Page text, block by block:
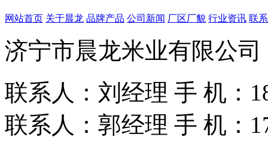
网站首页 关于晨龙 品牌产品 公司新闻 厂区厂貌 行业资讯 联
济宁市晨龙米业有限公司
联系人：刘经理 手 机：
联系人：郭经理 手 机：